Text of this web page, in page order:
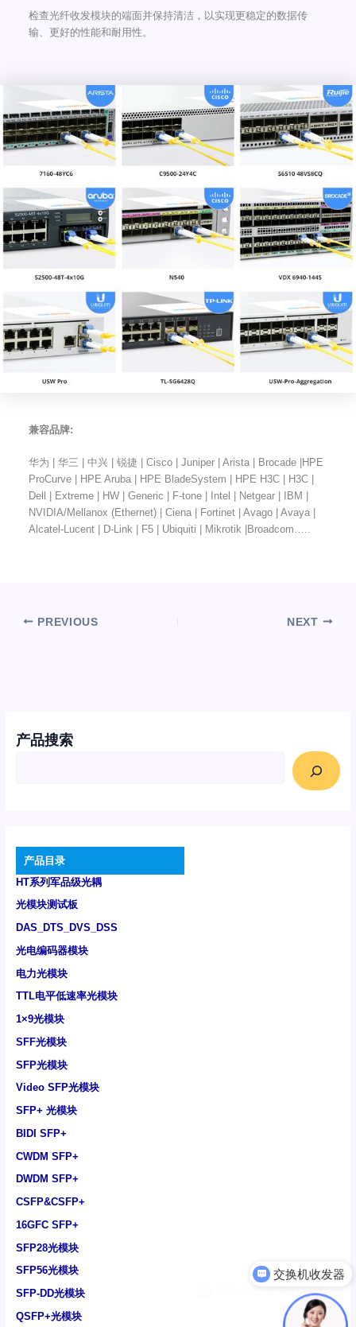
产品搜索
产品目录
HT系列军品级光耦
光模块测试板
DAS_DTS_DVS_DSS
光电编码器模块
电力光模块
TTL电平低速率光模块
1×9光模块
SFF光模块
SFP光模块
Video SFP光模块
SFP+ 光模块
BIDI SFP+
CWDM SFP+
DWDM SFP+
CSFP&CSFP+
16GFC SFP+
SFP28光模块
SFP56光模块
SFP-DD光模块
QSFP+光模块
检查光纤收发模块的端面并保持清洁，以实现更稳定的数据传
输、更好的性能和耐用性。
兼容品牌:
华为 | 华三 | 中兴 | 锐捷 | Cisco | Juniper | Arista | Brocade |HPE
ProCurve | HPE Aruba | HPE BladeSystem | HPE H3C | H3C |
Dell | Extreme | HW | Generic | F-tone | Intel | Netgear | IBM |
NVIDIA/Mellanox (Ethernet) | Ciena | Fortinet | Avago | Avaya |
Alcatel-Lucent | D-Link | F5 | Ubiquiti | Mikrotik |Broadcom…..
PREVIOUS NEXT
可以介绍下你们的产品么